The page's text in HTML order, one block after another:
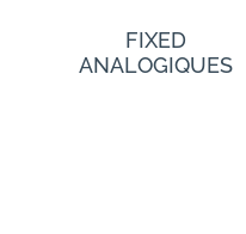
FIXED
ANALOGIQUES